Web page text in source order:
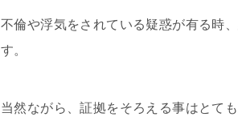
不倫や浮気をされている疑惑が有る時
す。
当然ながら、証拠をそろえる事はとても